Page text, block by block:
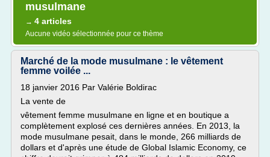
musulmane
→ 4 articles
Aucune vidéo sélectionnée pour ce thème
Marché de la mode musulmane : le vêtement
femme voilée ...
18 janvier 2016 Par Valérie Boldirac
La vente de
vêtement femme musulmane en ligne et en boutique a
complètement explosé ces dernières années. En 2013, la
mode musulmane pesait, dans le monde, 266 milliards de
dollars et d'après une étude de Global Islamic Economy, ce